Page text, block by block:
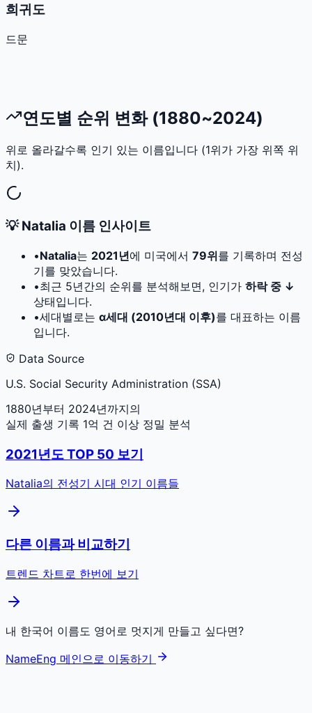
희귀도
드문
연도별 순위 변화 (1880~2024)
위로 올라갈수록 인기 있는 이름입니다 (1위가 가장 위쪽 위
치).
💡Natalia 이름 인사이트
•Natalia는 2021 년에 미국에서 79위를 기록하며 전성
기를 맞았습니다.
•최근 5년간의 순위를 분석해보면, 인기가 하락 중 ↓
상태입니다.
•세대별로는 α세대 (2010년대 이후)를 대표하는 이름
입니다.
Data Source
U.S. Social Security Administration (SSA)
1880년부터 2024년까지의
실제 출생 기록 1억 건 이상 정밀 분석
2021년도 TOP 50 보기
Natalia의 전성기 시대 인기 이름들
다른 이름과 비교하기
트렌드 차트로 한번에 보기
내 한국어 이름도 영어로 멋지게 만들고 싶다면?
NameEng 메인으로 이동하기